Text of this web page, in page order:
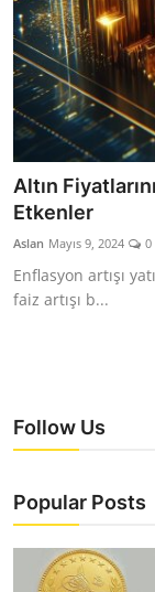
YASAL UYARI
KÜNYE
GRAM ALTIN
ÇEYREK ALTIN
TAM ALTIN
Altın
Etkenler
Aslan Mayıs 9, 2024 0
Enflasyon artışı
faiz artışı b...
Follow Us
Popular Posts